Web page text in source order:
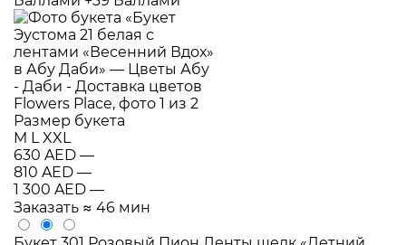
Размер букета
M LXXL
630 AED —
810 AED —
1 300 AED —
Заказать ≈ 46 мин